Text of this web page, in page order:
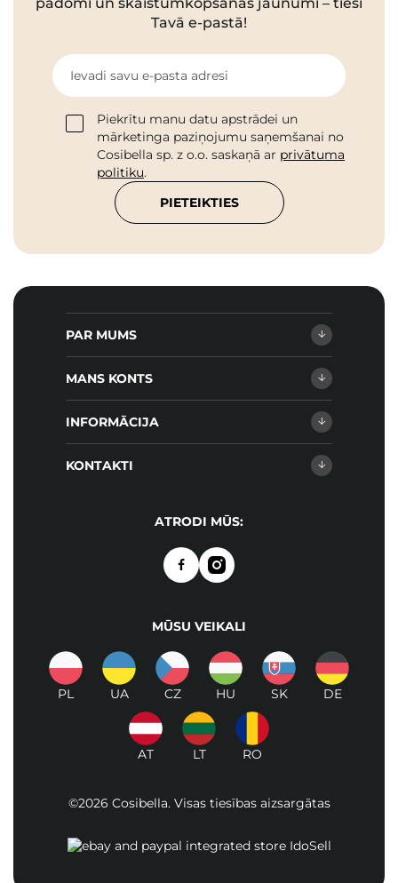
padomi un skaistumkopšanas jaunumi – tieši
Tavā e-pastā!
Ievadi savu e-pasta adresi
Piekrītu manu datu apstrādei un
mārketinga paziņojumu saņemšanai no
Cosibella sp. z o.o. saskaņā ar privātuma
politiku.
PIETEIKTIES
PAR MUMS
MANS KONTS
INFORMĀCIJA
KONTAKTI
ATRODI MŪS:
MŪSU VEIKALI
PL UA CZ HU SK DE
AT LT RO
©2026 Cosibella. Visas tiesības aizsargātas